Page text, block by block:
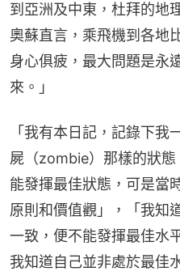
到亞洲及中東，杜拜的地
奧蘇直言，乘飛機到各地
身心俱疲，最大問題是永
來。」
「我有本日記，記錄下
屍（zombie）那樣的狀
能發揮最佳狀態，可是當
原則和價值觀」，「我知
一致，便不能發揮最佳水
我知道自己並非處於最佳